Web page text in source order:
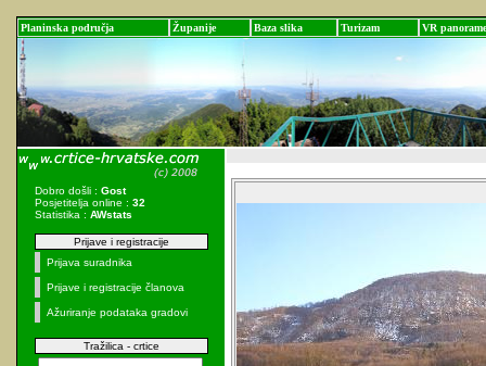
Planinska područja Županije Baza slika Turizam VR panorame
Dobro došli : Gost
Posjetitelja online : 32
Statistika : AWstats
Prijave i registracije
Prijava suradnika
Prijave i registracije članova
Ažuriranje podataka gradovi
Tražilica - crtice